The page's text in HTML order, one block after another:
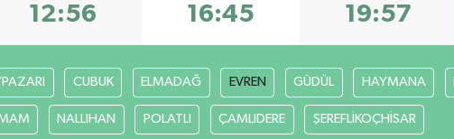
12:56 16:45 19:57
CUBUK ELMADAĞ EVREN GÜDÜL HAYMANA
NALLIHAN POLATLI ÇAMLIDERE ŞEREFLİKOÇHİSAR